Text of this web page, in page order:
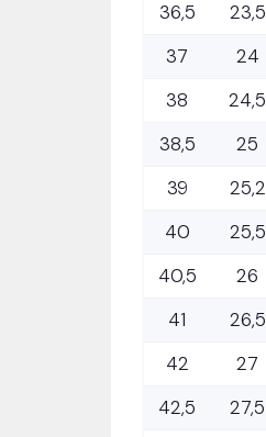
36,5
23,5
37
24
38
24,5
38,5
25
39
25,2
40
25,5
40,5
26
41
26,5
42
27
42,5
27,5